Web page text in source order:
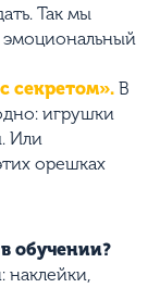
Так мы
секретом». В
игрушки
Или
орешках
обучении?
наклейки,